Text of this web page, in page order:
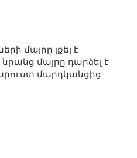
մայրը լքել է
մայրը դարձել է
մարդկանցից